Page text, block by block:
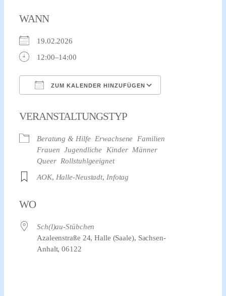
WANN
19.02.2026
12:00–14:00
ZUM KALENDER HINZUFÜGEN
VERANSTALTUNGSTYP
Beratung & Hilfe Erwachsene Familien
Frauen Jugendliche Kinder Männer
Queer Rollstuhlgeeignet
AOK, Halle-Neustadt, Infotag
WO
Sch(l)au-Stübchen
Azaleenstraße 24, Halle (Saale), Sachsen-
Anhalt, 06122